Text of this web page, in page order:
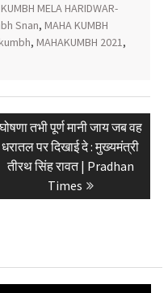
KUMBH MELA HARIDWAR-
Snan, MAHA KUMBH
, MAHAKUMBH 2021,
post:
तभी पूर्ण मानी जाय जब वह
धरातल पर दिखाई दे : मुख्यमंत्री
तीरथ सिंह रावत | Pradhan
Times